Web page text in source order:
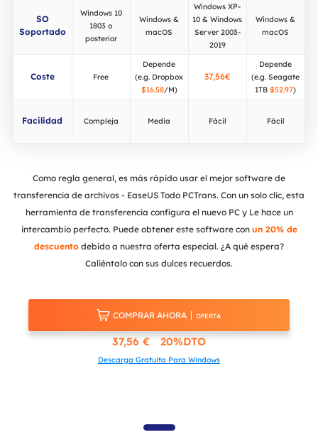
SO
Soportado
Windows 10
1803 o
posterior
Windows &
macOS
Windows XP-
10 & Windows
Server 2003-
2019
Windows &
macOS
Coste Free
Depende
(e.g. Dropbox
$16.58/M)
37,56€
Depende
(e.g. Seagate
1TB$52.97)
Facilidad Compleja Media Fácil Fácil
Como regla general, es más rápido usar el mejor software de
transferencia de archivos - EaseUS Todo PCTrans. Con un solo clic, esta
herramienta de transferencia configura el nuevo PC y Le hace un
intercambio perfecto. Puede obtener este software con un 20% de
descuento debido a nuestra oferta especial. ¿A qué espera?
Caliéntalo con sus dulces recuerdos.
 COMPRAR AHORA OFERTA
37,56 € 20%DTO
Descarga Gratuita Para Windows